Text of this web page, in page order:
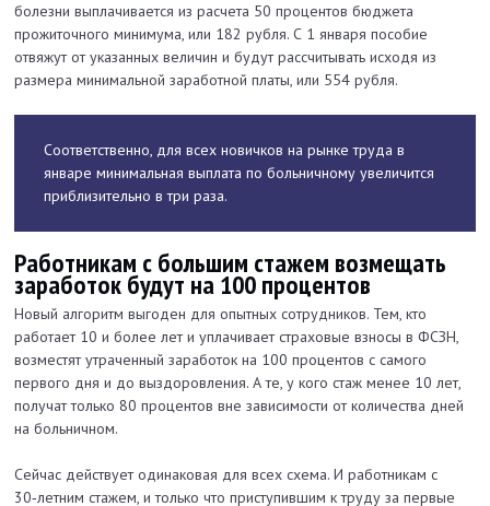
болезни выплачивается из расчета 50 процентов бюджета
прожиточного минимума, или 182 рубля. С 1 января пособие
отвяжут от указанных величин и будут рассчитывать исходя из
размера минимальной заработной платы, или 554 рубля.
Соответственно, для всех новичков на рынке труда в
январе минимальная выплата по больничному увеличится
приблизительно в три раза.
Работникам с большим стажем возмещать
заработок будут на 100 процентов
Новый алгоритм выгоден для опытных сотрудников. Тем, кто
работает 10 и более лет и уплачивает страховые взносы в ФСЗН,
возместят утраченный заработок на 100 процентов с самого
первого дня и до выздоровления. А те, у кого стаж менее 10 лет,
получат только 80 процентов вне зависимости от количества дней
на больничном.
Сейчас действует одинаковая для всех схема. И работникам с
30‑летним стажем, и только что приступившим к труду за первые